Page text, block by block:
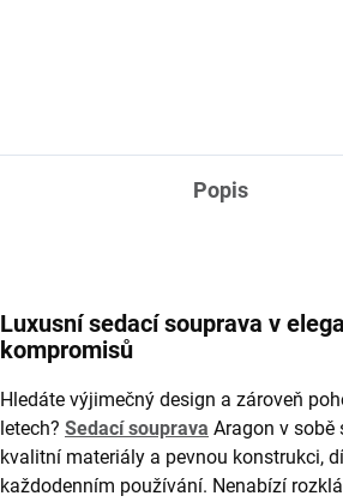
Popis
Luxusní sedací souprava v
kompromisů
Hledáte výjimečný design a zároveň
letech? Sedací souprava Aragon v sobě
kvalitní materiály a pevnou konstrukci,
každodenním používání. Nenabízí